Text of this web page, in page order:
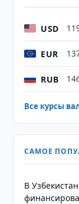
USD
EUR
RUB
Все курсы
САМОЕ
В